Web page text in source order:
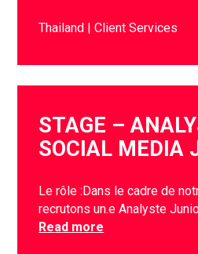
Thailand Client Services
STAGE –
SOCIAL MEDIA
Le rôle :Dans le cadre de
recrutons un.e Analyste
Read more